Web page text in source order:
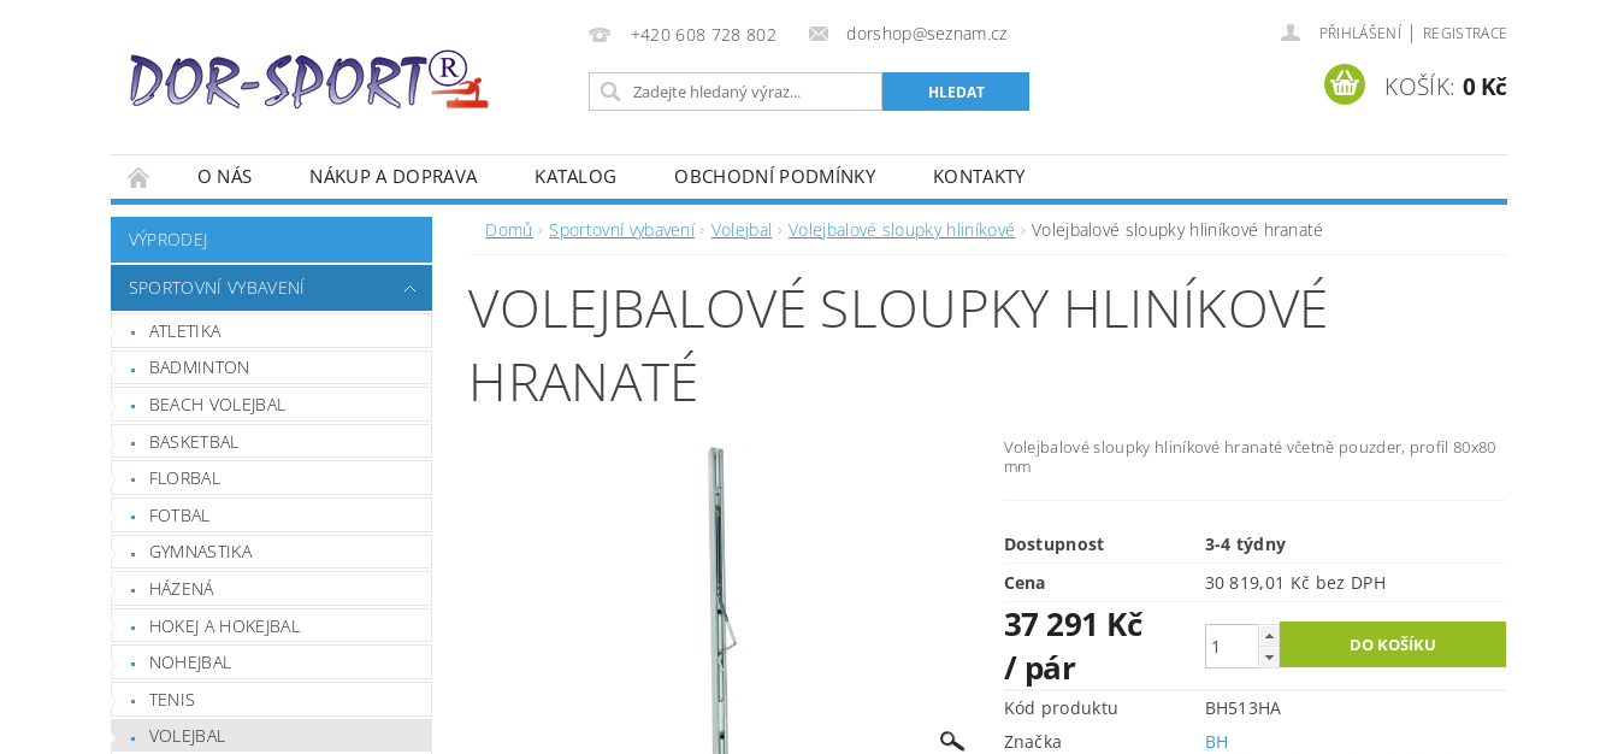
+420 608 728 802 dorshop@seznam.cz PŘIHLÁŠENÍ | REGISTRACE
KOŠÍK: 0 Kč
O NÁS NÁKUP A DOPRAVA KATALOG OBCHODNÍ PODMÍNKY KONTAKTY
VÝPRODEJ
SPORTOVNÍ VYBAVENÍ
ATLETIKA
BADMINTON
BEACH VOLEJBAL
BASKETBAL
FLORBAL
FOTBAL
GYMNASTIKA
HÁZENÁ
HOKEJ A HOKEJBAL
NOHEJBAL
TENIS
VOLEJBAL
Domů Sportovní vybavení Volejbal Volejbalové sloupky hliníkové Volejbalové sloupky hliníkové hranaté
VOLEJBALOVÉ SLOUPKY HLINÍKOVÉ
HRANATÉ
Volejbalové sloupky hliníkové hranaté včetně pouzder, profil 80x80
mm
Dostupnost
3-4 týdny
Cena
30 819,01 Kč bez DPH
37 291 Kč
/ pár
Kód produktu
BH513HA
Značka
BH